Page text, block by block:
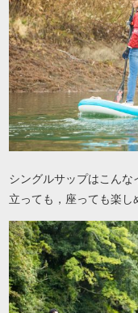
シングルサップはこんな
立っても，座っても楽し